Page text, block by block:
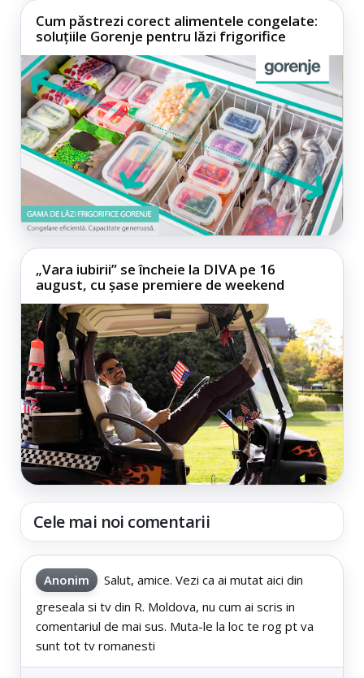
Cum păstrezi corect alimentele congelate:
soluțiile Gorenje pentru lăzi frigorifice
„Vara iubirii” se încheie la DIVA pe 16
august, cu șase premiere de weekend
Cele mai noi comentarii
Anonim
Salut, amice. Vezi ca ai mutat aici din
greseala si tv din R. Moldova, nu cum ai scris in
comentariul de mai sus. Muta-le la loc te rog pt va
sunt tot tv romanesti